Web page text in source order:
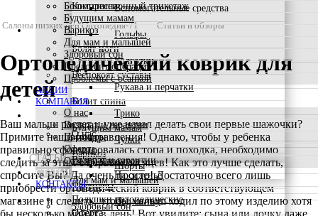
Болит спина
Будущим мамам
Варикоз
Для мам и малышей
Здоровый сон
Предстоит операция
Проблемы с осанкой
АКЦИИ
КОМПАНИЯ
О нас
Возврат и гарантии
Партнеры
Оферта
Отзывы клиентов
СТАТЬИ
КОНТАКТЫ
Компрессионный трикотаж
Вспомогательные средства
Гольфы
Колготки
Рукава и перчатки
Трико
Чулки
Шорты
Подушки ортопедические
На сиденье
Под спину
ТОВАРЫ ПО ПОКАЗАНИЯМ
Болят ноги
Беспокоят суставы
Болит спина
Будущим мамам
Варикоз
Для мам и малышей
Здоровый сон
АКЦИИ
КОМПАНИЯ
О нас
Возврат и гарантии
Партнеры
Оферта
СТАТЬИ
КОНТАКТЫ
Салоны низких цен Ортопедия-71 Статьи и обзоры
Ортопедический коврик для
детей
Ваш малыш растет и уже начал делать свои первые шажочки?
Примите наши поздравления! Однако, чтобы у ребенка
правильно сформировалась стопа и походка, необходимо
следить за этим с первых месяцев! Как это лучше сделать,
спросите Вы? Да очень просто! Достаточно всего лишь
приобрести ортопедический коврик в соответствующем
магазине и следить, чтобы малыш ходил по этому изделию хотя
бы несколько минут в день! Вот увидите: сына или дочку даже